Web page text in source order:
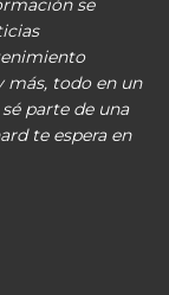
se
más, todo en un
parte de una
te espera en